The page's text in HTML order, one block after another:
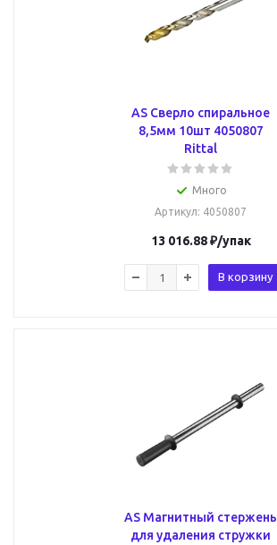
AS Сверло спиральное
8,5мм 10шт 4050807
Rittal
Много
Артикул: 4050807
13 016.88₽/упак
В корзину
AS Магнитный стержень
для удаления стружки